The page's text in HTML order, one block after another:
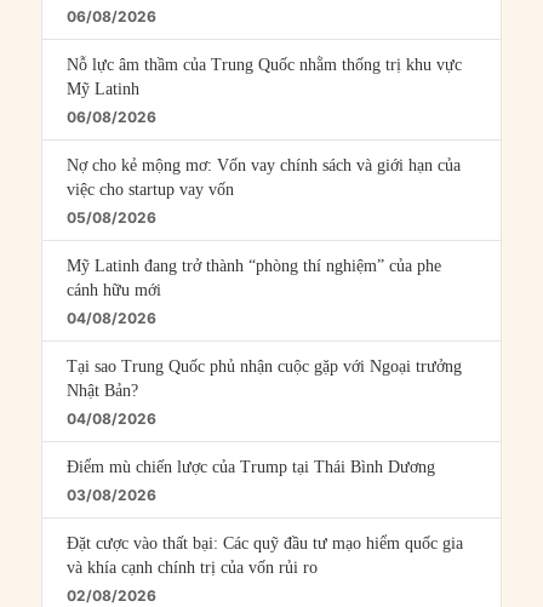
06/08/2026
Nỗ lực âm thầm của Trung Quốc nhằm thống trị khu vực
Mỹ Latinh
06/08/2026
Nợ cho kẻ mộng mơ: Vốn vay chính sách và giới hạn của
việc cho startup vay vốn
05/08/2026
Mỹ Latinh đang trở thành “phòng thí nghiệm” của phe
cánh hữu mới
04/08/2026
Tại sao Trung Quốc phủ nhận cuộc gặp với Ngoại trưởng
Nhật Bản?
04/08/2026
Điểm mù chiến lược của Trump tại Thái Bình Dương
03/08/2026
Đặt cược vào thất bại: Các quỹ đầu tư mạo hiểm quốc gia
và khía cạnh chính trị của vốn rủi ro
02/08/2026